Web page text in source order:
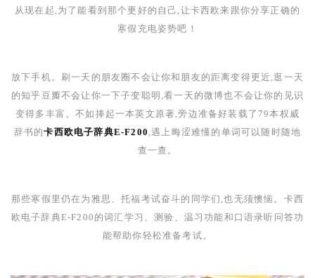
从现在起,为了能看到那个更好的自己,让卡西欧来跟你分享正确的
寒假充电姿势吧！
放下手机。刷一天的朋友圈不会让你和朋友的距离变得更近,逛一天
的知乎豆瓣不会让你一下子变聪明,看一天的微博也不会让你的见识
变得多丰富。不如捧起一本英文原著,旁边准备好装载了 79本权威
辞书的卡西欧电子辞典E-F200 ,遇上晦涩难懂的单词可以随时随地
查一查。
那些寒假里仍在为雅思、托福考试奋斗的同学们,也无须懊恼。卡西
欧电子辞典E-F200 的词汇学习、测验、温习功能和口语录听问答功
能帮助你轻松准备考试。